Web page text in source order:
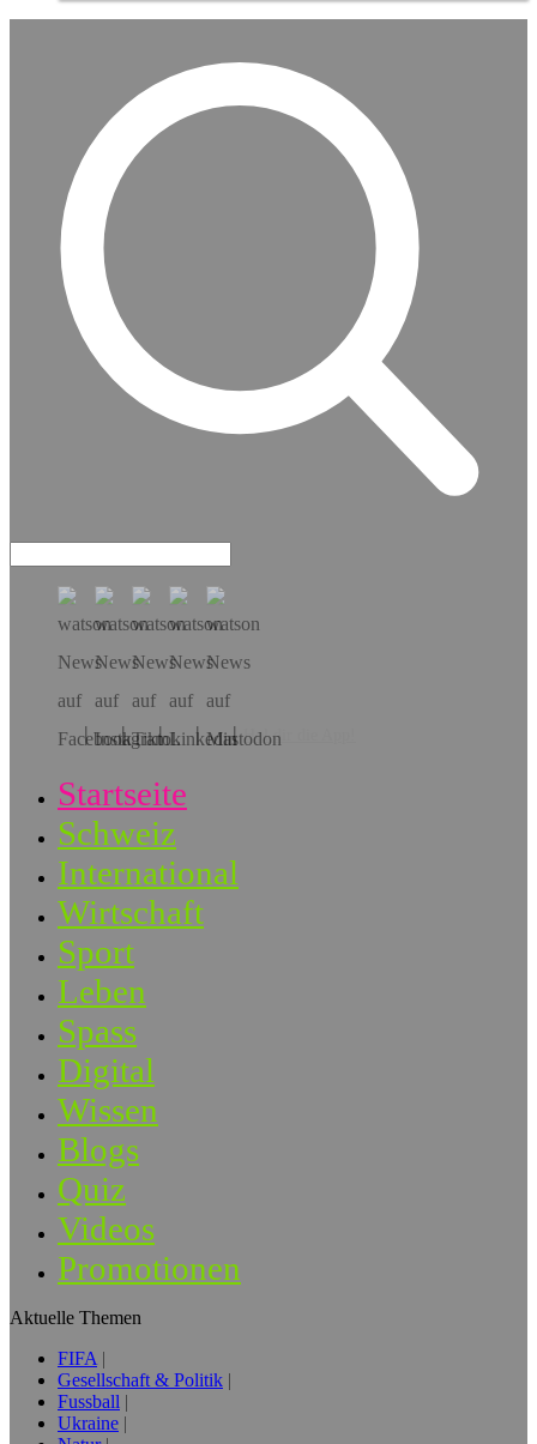
Hol dir die App!
Startseite
Schweiz
International
Wirtschaft
Sport
Leben
Spass
Digital
Wissen
Blogs
Quiz
Videos
Promotionen
Aktuelle Themen
FIFA
Gesellschaft & Politik
Fussball
Ukraine